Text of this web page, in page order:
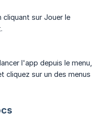
cliquant sur Jouer le
l'app depuis le menu,
cliquez sur un des menus